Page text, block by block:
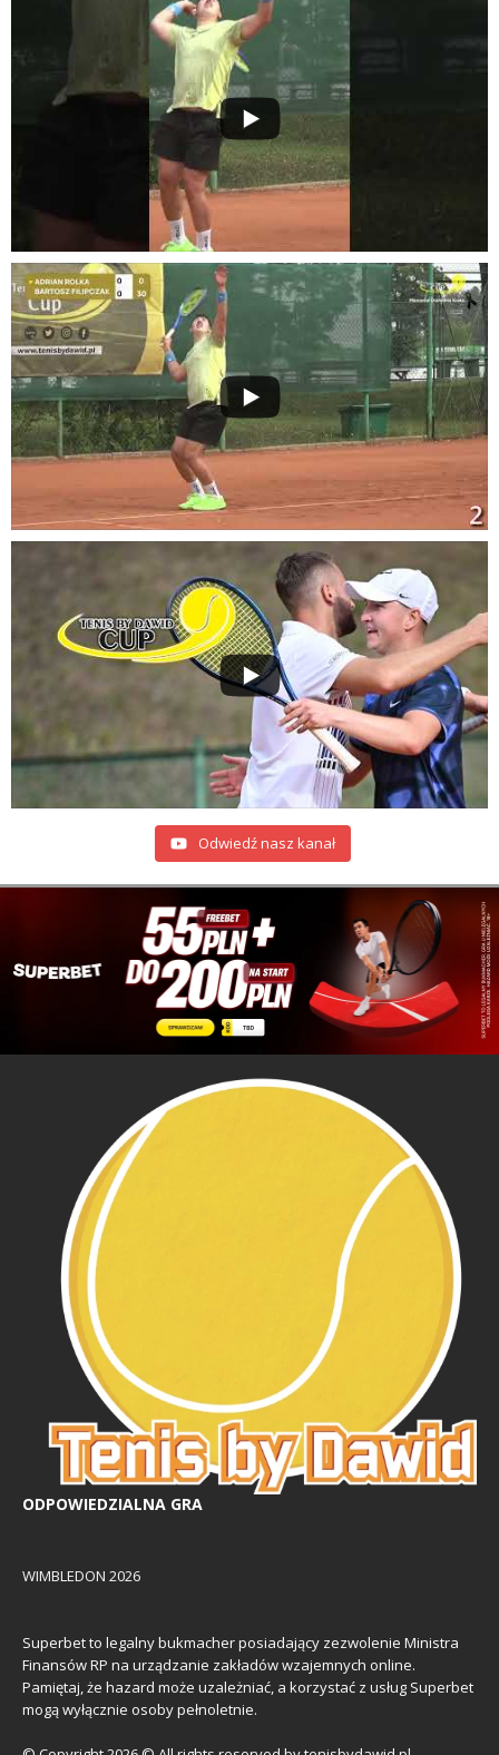
Odwiedź nasz kanał
ODPOWIEDZIALNA GRA
WIMBLEDON 2026
Superbet to legalny bukmacher posiadający zezwolenie Ministra
Finansów RP na urządzanie zakładów wzajemnych online.
Pamiętaj, że hazard może uzależniać, a korzystać z usług Superbet
mogą wyłącznie osoby pełnoletnie.